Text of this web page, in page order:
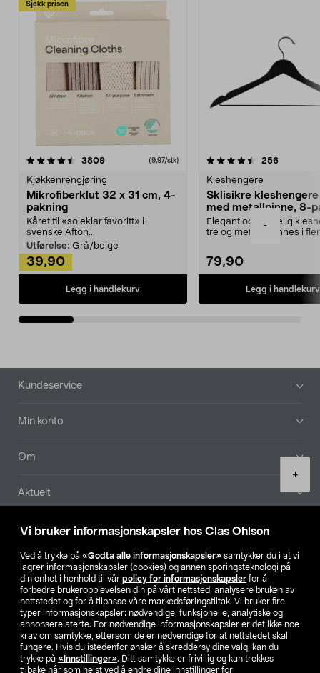
Vi bruker informasjonskapsler hos Clas Ohlson
Ved å trykke på «Godta alle informasjonskapsler» samtykker du i at vi
lagrer informasjonskapsler (cookies) og annen sporingsteknologi på
din enhet i henhold til vår policy for informasjonskapsler for å
forbedre brukeropplevelsen din på vårt nettsted, analysere bruken av
nettstedet og for å tilpasse våre markedsføringstiltak. Vi bruker fire
typer informasjonskapsler: nødvendige, funksjonelle, analytiske og
annonserelaterte. For nødvendige informasjonskapsler er det ikke noe
krav om samtykke, ettersom de er nødvendige for at nettstedet skal
fungere. Hvis du istedenfor ønsker å skreddersy dine valg, kan du
trykke på «Innstillinger». Ditt samtykke er frivillig og kan trekkes
tilbake når som helst ved å endre dine innstillinger for
-
+
Sjekk prisen
3809anmeldelser(9,97/stk)
Kjøkkenrengjøring
Mikrofiberklut 32 x 31 cm, 4-
pakning
Kåret til «soleklar favoritt» i
svenske Afton...
Utførelse: Grå/beige
39,90
Legg i handlekurv
4.5av 5 stjerner 256
Kleshengere
Sklisikre
med metallpinne, 8-
Elegant og skikkelig
tre og metall – finnes i
79,90
Legg i handlekurv
4.5av 5 stjerner
Bunntekst
Kundeservice
Min konto
Om
Aktuelt
Våre selskaper
Finn din butikk
SE NO FI